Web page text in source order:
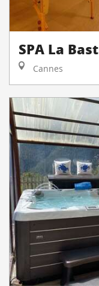
SPA La
Cannes